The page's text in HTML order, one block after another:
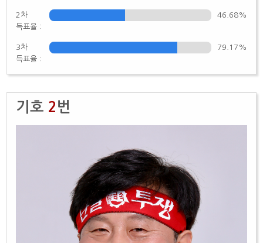
2차
득표율 :
46.68%
3차
득표율 :
79.17%
기호 2 번